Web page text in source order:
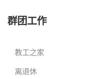
院长致词
群团工作
教工之家
离退休